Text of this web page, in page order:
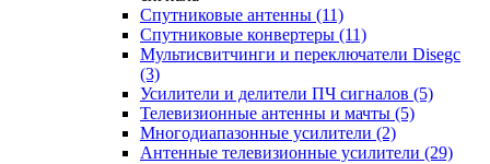
Спутниковые антенны (11)
Спутниковые конвертеры (11)
Мультисвитчинги и переключатели Disegc
(3)
Усилители и делители ПЧ сигналов (5)
Телевизионные антенны и мачты (5)
Многодиапазонные усилители (2)
Антенные телевизионные усилители (29)